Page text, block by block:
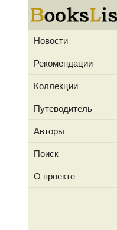
Новости
Рекомендации
Коллекции
Путеводитель
Авторы
Поиск
О проекте